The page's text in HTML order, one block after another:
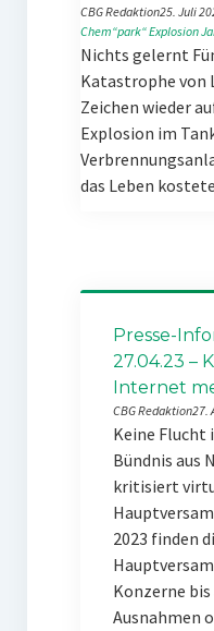
CBG Redaktion25. Juli
Chem“park“Explosion
Nichts gelernt
Katastrophe von
Zeichen wieder
Explosion im
das Leben
Presse-
27.04.23 –
Internet
CBG Redaktion27.
Keine
Bündnis aus
kritisiert
2023 finden
Konzerne
Ausnahmen